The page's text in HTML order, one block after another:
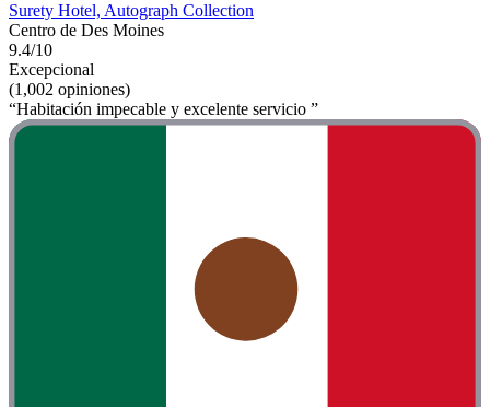
Surety Hotel, Autograph Collection
Centro de Des Moines
9.4/10
Excepcional
(1,002 opiniones)
“Habitación impecable y excelente servicio ”